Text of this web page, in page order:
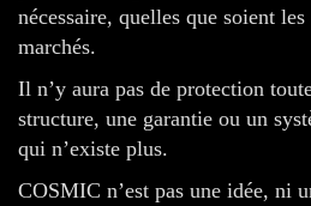
nécessaire, quelles que soient
marchés.
Il n’y aura pas de protection
structure, une garantie ou un
qui n’existe plus.
COSMIC n’est pas une idée, ni